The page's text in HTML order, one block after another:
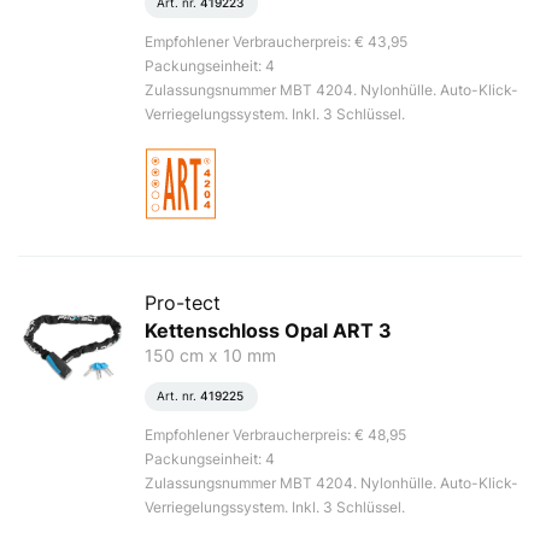
Empfohlener Verbraucherpreis: € 43,95
Packungseinheit: 4
Zulassungsnummer MBT 4204. Nylonhülle. Auto-Klick-
Verriegelungssystem. Inkl. 3 Schlüssel.
Pro-tect
Kettenschloss Opal ART 3
150 cm x 10 mm
Art. nr. 419225
Empfohlener Verbraucherpreis: € 48,95
Packungseinheit: 4
Zulassungsnummer MBT 4204. Nylonhülle. Auto-Klick-
Verriegelungssystem. Inkl. 3 Schlüssel.